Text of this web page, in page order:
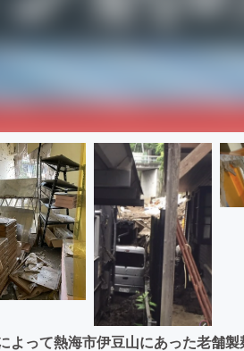
よって熱海市伊豆山にあった老舗